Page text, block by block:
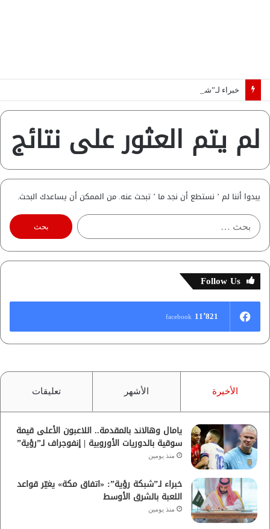
خبراء لـ”شبكة رؤية”: «اتفاق مكة» يغيّر قواعد اللعبة بالشرق الأوسط
لم يتم العثور على نتائج
يبدوا أننا لم ’ نستطع أن نجد ما ’ تبحث عنه. من الممكن أن يساعدك البحث.
ح
Follow Us
11٬821 facebook
الأخيرة الأشهر تعليقات
يامال وهالاند بالمقدمة.. اللاعبون الأعلى قيمة
سوقية بالدوريات الأوروبية | إنفوجراف لـ”رؤية”
منذ يومين
خبراء لـ”شبكة رؤية”: «اتفاق مكة» يغيّر قواعد
اللعبة بالشرق الأوسط
منذ يومين